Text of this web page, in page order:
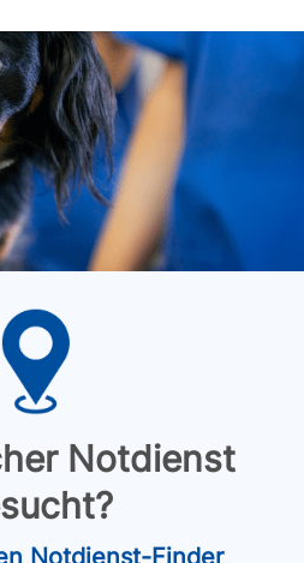
Notdienst